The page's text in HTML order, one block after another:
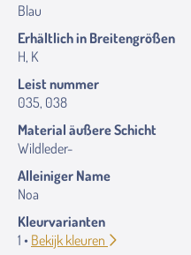
Blau
Erhältlich in Breitengrößen
H, K
Leist nummer
035, 038
Material äußere Schicht
Wildleder-
Alleiniger Name
Noa
Kleurvarianten
1 • Bekijk kleuren